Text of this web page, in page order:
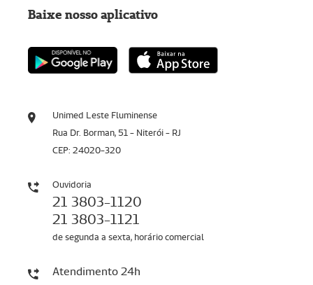
Unimed Leste Fluminense
Rua Dr. Borman, 51 - Niterói - RJ
CEP: 24020-320
Ouvidoria
21 3803-1120
21 3803-1121
de segunda a sexta, horário comercial
Atendimento 24h
Baixe nosso aplicativo